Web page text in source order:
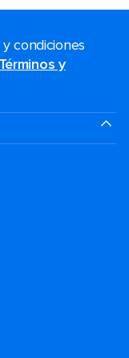
condiciones
Términos y